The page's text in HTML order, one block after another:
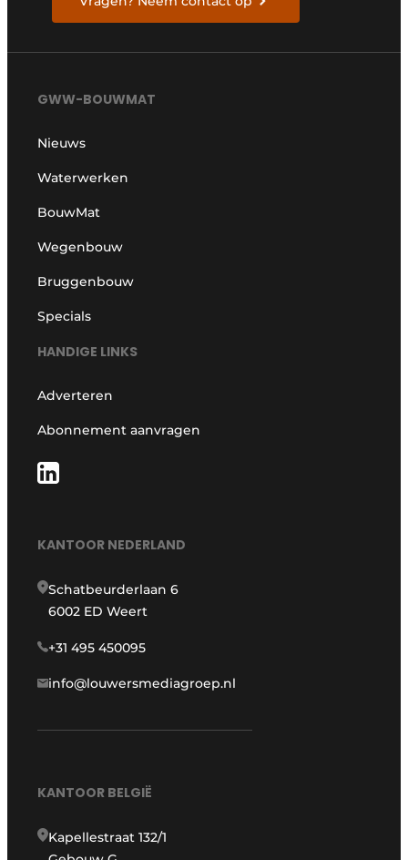
GWW-BOUWMAT
Nieuws
Waterwerken
BouwMat
Wegenbouw
Bruggenbouw
Specials
HANDIGE LINKS
Adverteren
Abonnement aanvragen
KANTOOR NEDERLAND
Schatbeurderlaan 6
6002 ED Weert
+31 495 450095
info@louwersmediagroep.nl
KANTOOR BELGIË
Kapellestraat 132/1